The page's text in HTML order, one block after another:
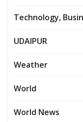
Technology,
UDAIPUR
Weather
World
World News